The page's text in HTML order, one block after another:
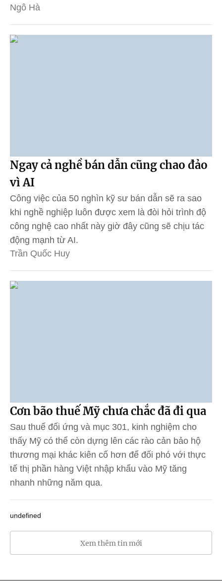
Ngô Hà
Ngay cả nghề bán dẫn cũng chao đảo
vì AI
Công việc của 50 nghìn kỹ sư bán dẫn sẽ ra sao
khi nghề nghiệp luôn được xem là đòi hỏi trình độ
công nghệ cao nhất này giờ đây cũng sẽ chịu tác
động mạnh từ AI.
Trần Quốc Huy
Cơn bão thuế Mỹ chưa chắc đã đi qua
Sau thuế đối ứng và mục 301, kinh nghiệm cho
thấy Mỹ có thể còn dựng lên các rào cản bảo hộ
thương mại khác kiên cố hơn để đối phó với thực
tế thị phần hàng Việt nhập khẩu vào Mỹ tăng
nhanh những năm qua.
undefined
Xem thêm tin mới